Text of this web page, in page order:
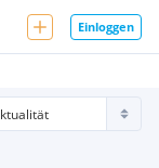
Einloggen